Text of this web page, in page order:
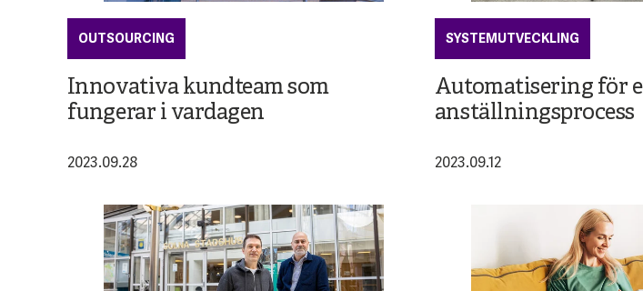
OUTSOURCING
Innovativa kundteam som
fungerar i vardagen
2023.09.28
SYSTEMUTVECKLING
Automatisering för
anställningsprocess
2023.09.12